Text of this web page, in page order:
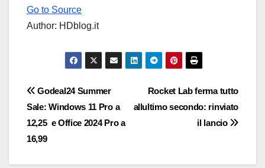
Go to Source
Author: HDblog.it
Navigazione
articoli
Rocket Lab ferma tutto
allultimo secondo: rinviato
il lancio
Godeal24 Summer
Sale: Windows 11 Pro a
12,25  e Office 2024 Pro a
16,99 